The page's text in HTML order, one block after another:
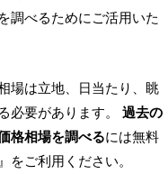
調べるためにご活用いた
場は立地、日当たり、眺
必要があります。 過去の
格相場を調べるには無料
』をご利用ください。